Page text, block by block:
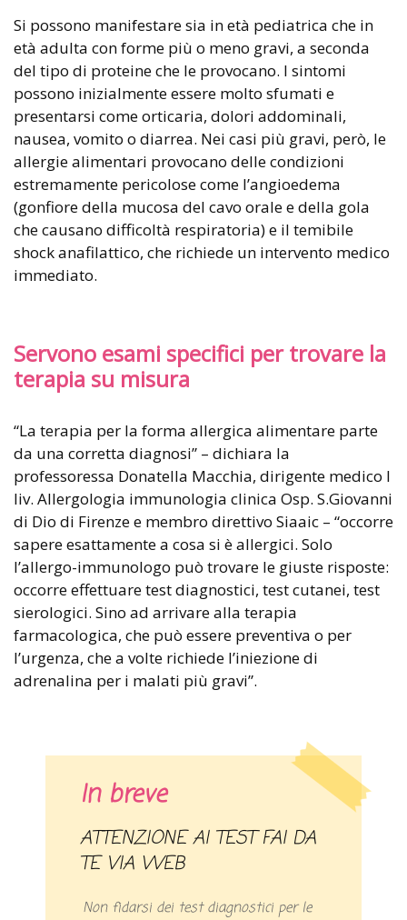
Si possono manifestare sia in età pediatrica che in
età adulta con forme più o meno gravi, a seconda
del tipo di proteine che le provocano. I sintomi
possono inizialmente essere molto sfumati e
presentarsi come orticaria, dolori addominali,
nausea, vomito o diarrea. Nei casi più gravi, però, le
allergie alimentari provocano delle condizioni
estremamente pericolose come l’angioedema
(gonfiore della mucosa del cavo orale e della gola
che causano difficoltà respiratoria) e il temibile
shock anafilattico, che richiede un intervento medico
immediato.
Servono esami specifici per trovare la
terapia su misura
“La terapia per la forma allergica alimentare parte
da una corretta diagnosi” – dichiara la
professoressa Donatella Macchia, dirigente medico I
liv. Allergologia immunologia clinica Osp. S.Giovanni
di Dio di Firenze e membro direttivo Siaaic – “occorre
sapere esattamente a cosa si è allergici. Solo
l’allergo-immunologo può trovare le giuste risposte:
occorre effettuare test diagnostici, test cutanei, test
sierologici. Sino ad arrivare alla terapia
farmacologica, che può essere preventiva o per
l’urgenza, che a volte richiede l’iniezione di
adrenalina per i malati più gravi”.
In breve
ATTENZIONE AI TEST FAI DA
TE VIA WEB
Non fidarsi dei test diagnostici per le